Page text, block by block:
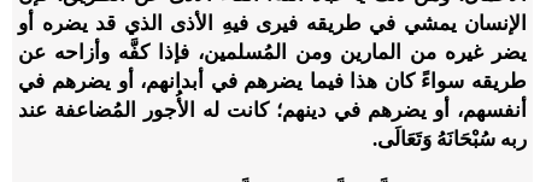
الإنسان يمشي في طريقه فيرى فيهِ الأذى الذي قد يضره أو
يضر غيره من المارين ومن المُسلمين، فإذا كفَّه وأزاحه عن
طريقه سواءً كان هذا فيما يضرهم في أبدانهم، أو يضرهم في
أنفسهم، أو يضرهم في دينهم؛ كانت له الأُجور المُضاعفة عند
ربه سُبْحَانَهُ وَتَعَالَى.